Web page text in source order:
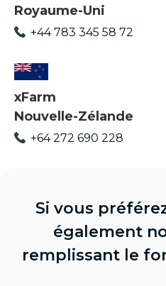
Royaume-Uni
+44 783 345 58 72
xFarm
Nouvelle-Zélande
+64 272 690 228
Si vous
également
remplissant le